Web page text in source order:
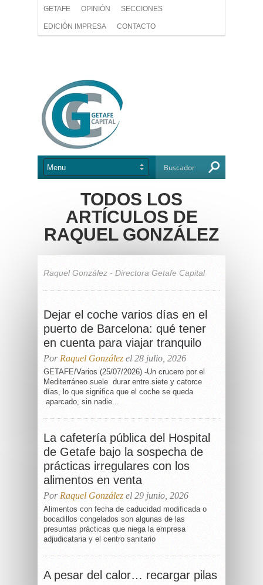
GETAFE OPINIÓN SECCIONES
EDICIÓN IMPRESA CONTACTO
TODOS LOS
ARTÍCULOS DE
RAQUEL GONZÁLEZ
Raquel González - Directora Getafe Capital
Dejar el coche varios días en el
puerto de Barcelona: qué tener
en cuenta para viajar tranquilo
Por Raquel González el 28 julio, 2026
GETAFE/Varios (25/07/2026) -Un crucero por el
Mediterráneo suele durar entre siete y catorce
días, lo que significa que el coche se queda
aparcado, sin nadie...
La cafetería pública del Hospital
de Getafe bajo la sospecha de
prácticas irregulares con los
alimentos en venta
Por Raquel González el 29 junio, 2026
Alimentos con fecha de caducidad modificada o
bocadillos congelados son algunas de las
presuntas prácticas que niega la empresa
adjudicataria y el centro sanitario
A pesar del calor… recargar pilas